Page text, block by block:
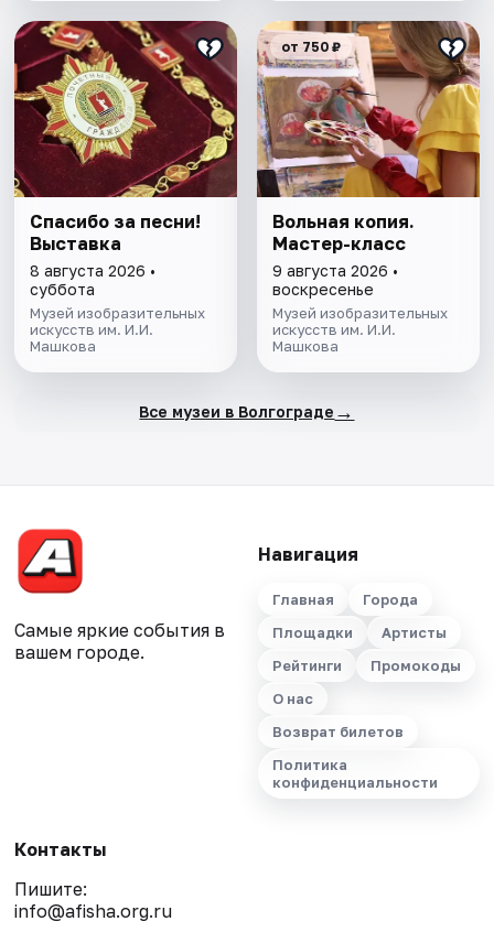
Спасибо за песни!
Выставка
8 августа 2026 •
суббота
Музей изобразительных
искусств им. И.И.
Машкова
от 750 ₽
Вольная копия.
Мастер-класс
9 августа 2026 •
воскресенье
Музей изобразительных
искусств им. И.И.
Машкова
Все музеи в Волгограде →
Самые яркие события в
вашем городе.
Навигация
Главная
Города
Площадки
Артисты
Рейтинги
Промокоды
О нас
Возврат билетов
Политика
конфиденциальности
Контакты
Пишите:
info@afisha.org.ru